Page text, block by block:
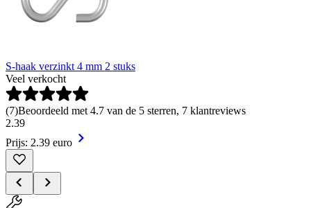
S-haak verzinkt 4 mm 2 stuks
Veel verkocht
(7)Beoordeeld met 4.7 van de 5 sterren, 7 klantreviews
2.39
Prijs: 2.39 euro